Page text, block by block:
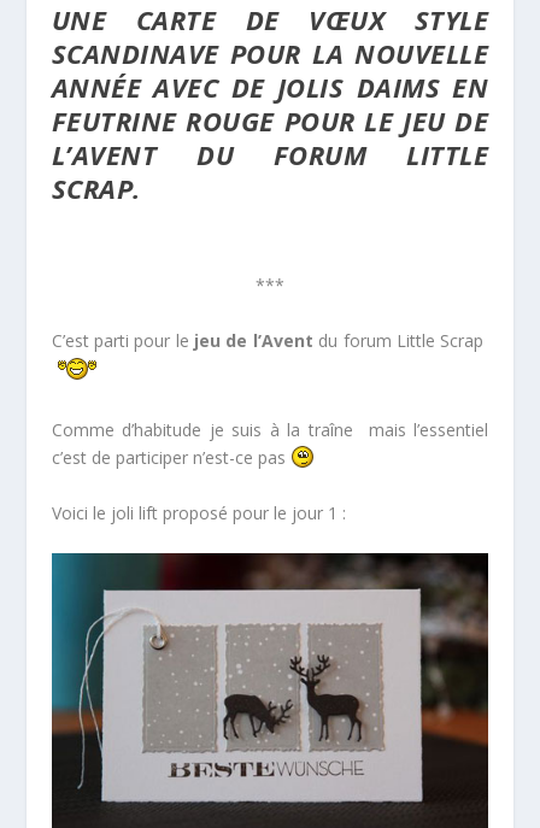
UNE CARTE DE VŒUX STYLE
SCANDINAVE POUR LA NOUVELLE
ANNÉE AVEC DE JOLIS DAIMS EN
FEUTRINE ROUGE POUR LE JEU DE
L’AVENT DU FORUM LITTLE
SCRAP.
***
C’est parti pour le jeu de l’Avent du forum Little Scrap
Comme d’habitude je suis à la traîne mais l’essentiel
c’est de participer n’est-ce pas
Voici le joli lift proposé pour le jour 1 :